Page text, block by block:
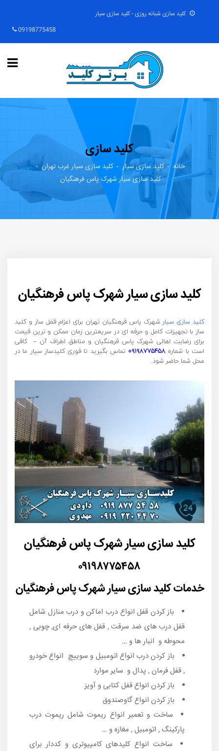
کلید سازی شبانه روزی - کلید سازی سیار
09198775458
کلید سازی
خانه کلید سازی سیار
کلید سازی سیار غرب تهران
کلید سازی سیار شهرک پاس فرهنگیان
کلید سازی سیار شهرک پاس فرهنگیان
کلید سازی سیار شهرک پاس فرهنگیان تهران برای اعزام قفل ساز و کلید
ساز با تجهیزات کامل و حرفه ای در سریعترین زمان ممکن و ترین قیمت
برای رضایت اهالی شهرک پاس فرهنگیان و مناطق اطراف آن – کافی
است با شماره۰۹۱۹۸۷۷۵۴۵۸ تماس بگیرید تا فوری کلیدساز سیار ما در
محل شما حاضر شود.
کلید سازی سیار شهرک پاس فرهنگیان
۰۹۱۹۸۷۷۵۴۵۸
خدمات کلید سازی سیار شهرک پاس فرهنگیان
باز کردن قفل انواع درب اماکن و درب منازل شامل
قفل درب های ضد سرقت , قفل های حرفه ای, چوبی ,
محوطه و انبار ها و …
باز کردن درب انواع اتومبیل و سوییچ انواع خودرو
, قفل فرمان , پدال و سایر موارد
باز کردن انواع قفل کتابی و آویز
باز کردن انواع گاوصندوق
ساخت و تعمیر انواع ریموت شامل ریموت درب
پارکینگ , اتومبیل , مغازه و …
ساخت انواع کلیدهای کامپیوتری و کددار برای